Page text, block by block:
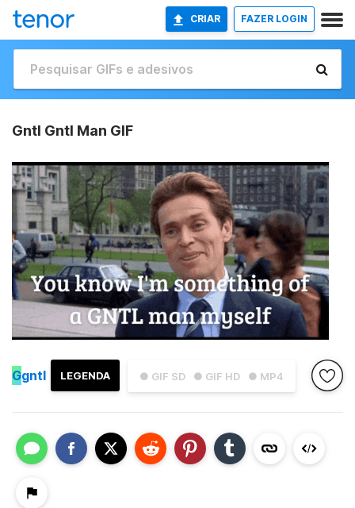
CRIAR FAZER LOGIN
Gntl Gntl Man GIF
● GIF SD ● GIF HD ● MP4
LEGENDA
Ggntl